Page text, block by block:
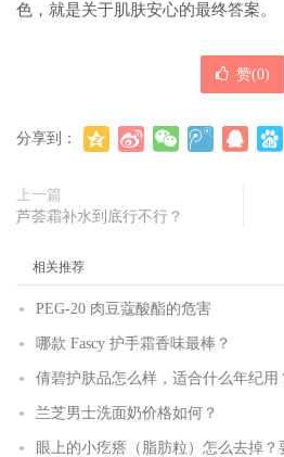
色，就是关于肌肤安心的最终答案。
赞(0)
分享到：
上一篇
芦荟霜补水到底行不行？
相关推荐
PEG-20 肉豆蔻酸酯的危害
哪款 Fascy 护手霜香味最棒？
倩碧护肤品怎么样，适合什么年纪用
兰芝男士洗面奶价格如何？
眼上的小疙瘩（脂肪粒）怎么去掉？